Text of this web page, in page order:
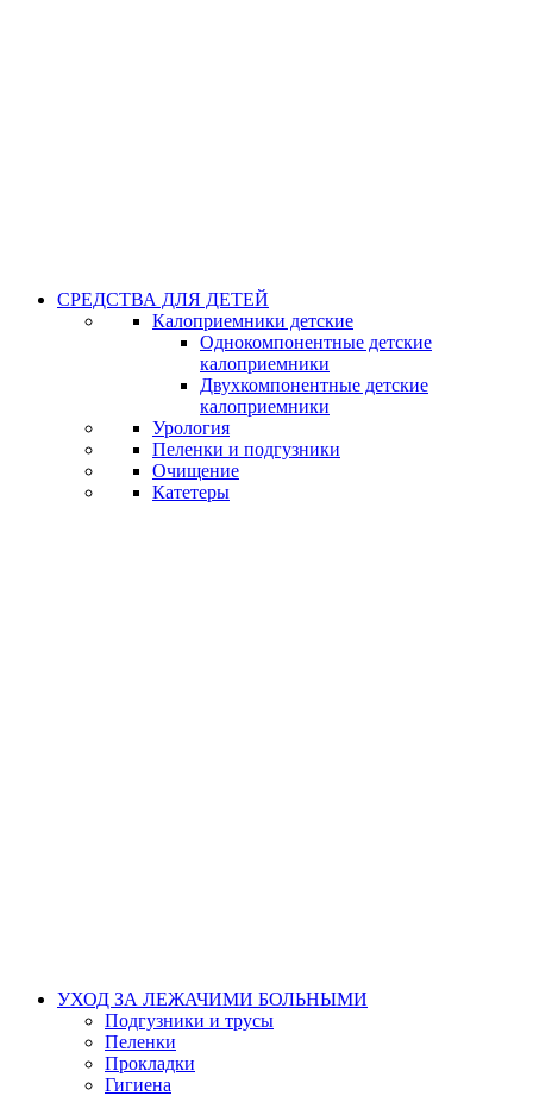
СРЕДСТВА ДЛЯ ДЕТЕЙ
Калоприемники детские
Однокомпонентные детские
калоприемники
Двухкомпонентные детские
калоприемники
Урология
Пеленки и подгузники
Очищение
Катетеры
УХОД ЗА ЛЕЖАЧИМИ БОЛЬНЫМИ
Подгузники и трусы
Пеленки
Прокладки
Гигиена